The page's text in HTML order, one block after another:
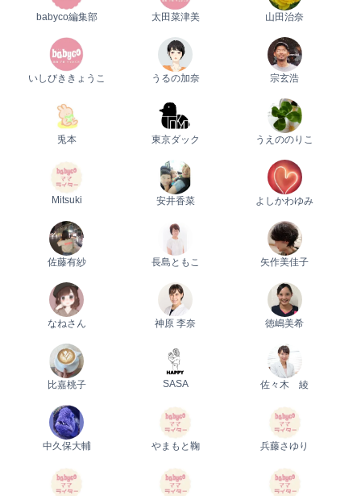
babyco編集部 太田菜津美 山田治奈
いしびききょうこ うるの加奈 宗玄浩
兎本 東京ダック うえののりこ
Mitsuki 安井香菜 よしかわゆみ
佐藤有紗 長島ともこ 矢作美佳子
なねさん 神原 李奈 徳嶋美希
比嘉桃子 SASA 佐々木 綾
中久保大輔 やまもと鞠 兵藤さゆり